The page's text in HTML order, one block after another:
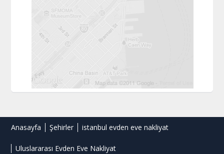
Anasayfa Şehirler istanbul evden eve nakliyat
Uluslararası Evden Eve Nakliyat